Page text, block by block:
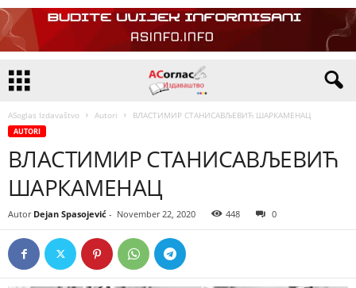
ASoglas Izdavaštvo Autori ВЛАСТИМИР СТАНИСАВЉЕВИЋ ШАРКАМЕНАЦ
AUTORI
ВЛАСТИМИР СТАНИСАВЉЕВИЋ
ШАРКАМЕНАЦ
Autor Dejan Spasojević - November 22, 2020 448 0